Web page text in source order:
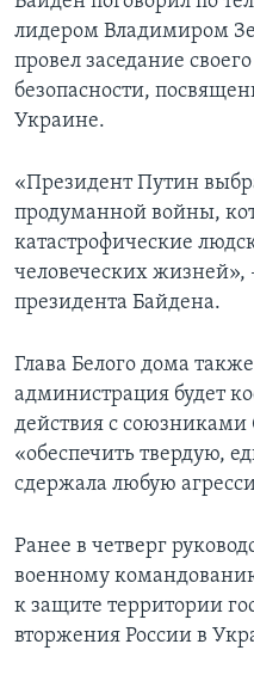
лидером Владимиром
провел заседание
безопасности,
Украине.
«Президент Путин
продуманной войны,
катастрофические
человеческих жизней»,
президента Байдена.
Глава Белого дома
администрация будет
действия с
«обеспечить твердую,
сдержала любую
Ранее в четверг
военному
к защите территории
вторжения России в